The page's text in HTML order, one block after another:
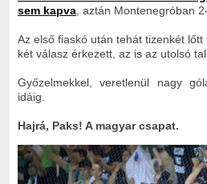
sem kapva , aztán Montenegróban
Az első fiaskó után tehát tizenkét
két válasz érkezett, az is az utolsó
Győzelmekkel, veretlenül nagy
idáig.
Hajrá, Paks! A magyar csapat.